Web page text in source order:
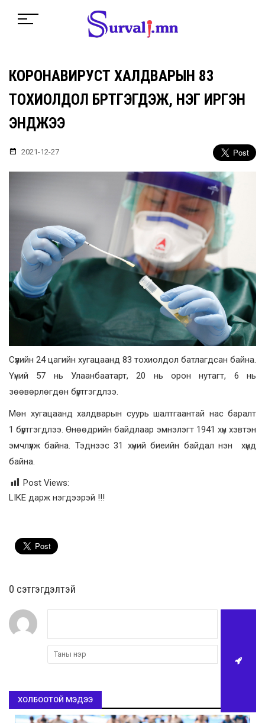
КОРОНАВИРУСТ ХАЛДВАРЫН 83
ТОХИОЛДОЛ БҮРТГЭГДЭЖ, НЭГ ИРГЭН
ЭНДЖЭЭ
2021-12-27
Сүүлийн 24 цагийн хугацаанд 83 тохиолдол батлагдсан байна.
Үүний 57 нь Улаанбаатарт, 20 нь орон нутагт, 6 нь
зөөвөрлөгдөн бүртгэгдлээ.
Мөн хугацаанд халдварын суурь шалтгаантай нас баралт
1 бүртгэгдлээ. Өнөөдрийн байдлаар эмнэлэгт 1941 хүн хэвтэн
эмчлүүлж байна. Тэднээс 31 хүний биеийн байдал нэн хүнд
байна.
Post Views:
LIKE дарж нэгдээрэй !!!
0 cэтгэгдэлтэй
ХОЛБООТОЙ МЭДЭЭ